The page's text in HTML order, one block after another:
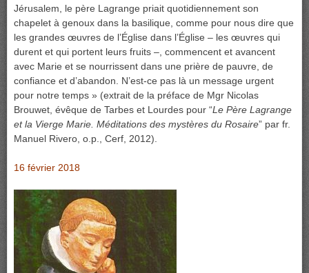
Jérusalem, le père Lagrange priait quotidiennement son
chapelet à genoux dans la basilique, comme pour nous dire que
les grandes œuvres de l’Église dans l’Église – les œuvres qui
durent et qui portent leurs fruits –, commencent et avancent
avec Marie et se nourrissent dans une prière de pauvre, de
confiance et d’abandon. N’est-ce pas là un message urgent
pour notre temps » (extrait de la préface de Mgr Nicolas
Brouwet, évêque de Tarbes et Lourdes pour “Le Père Lagrange
et la Vierge Marie. Méditations des mystères du Rosaire” par fr.
Manuel Rivero, o.p., Cerf, 2012).
16 février 2018